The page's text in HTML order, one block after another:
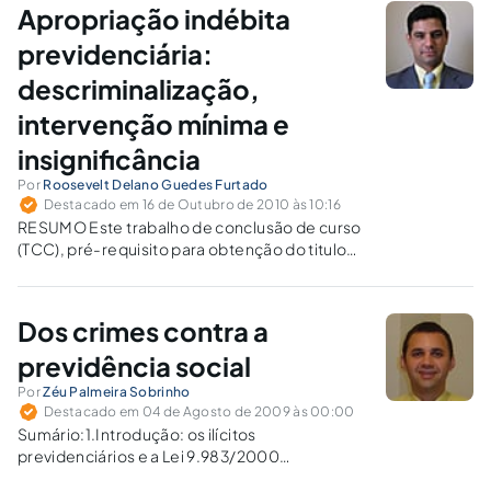
Penal, por ser regido pelo princípio da
fragmentariedade, tutela apenas...
Apropriação indébita
previdenciária:
descriminalização,
intervenção mínima e
insignificância
Por Roosevelt Delano Guedes Furtado
Destacado em 16 de Outubro de 2010 às 10:16
RESUMO Este trabalho de conclusão de curso
(TCC), pré-requisito para obtenção do titulo
uma abordagem acerca da descriminalização
previdenciária, positivado no Código Penal
vigente no art. 168-A, quando o…
Dos crimes contra a
previdência social
PorZéu Palmeira Sobrinho
Destacado em 04 de Agosto de 2009 às 00:00
Sumário:1.Introdução: os ilícitos
previdenciários e a Lei 9.983/2000